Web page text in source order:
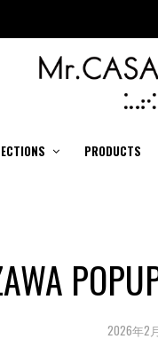
PRODUCTS
2026年2